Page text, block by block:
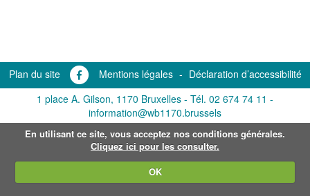
Plan du site Mentions légales - Déclaration d’accessibilité
1 place A. Gilson, 1170 Bruxelles - Tél. 02 674 74 11 -
information@wb1170.brussels
En utilisant ce site, vous acceptez nos conditions générales.
Cliquez ici pour les consulter.
OK